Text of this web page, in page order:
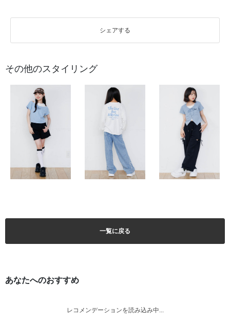
シェアする
その他のスタイリング
一覧に戻る
あなたへのおすすめ
レコメンデーションを読み込み中...